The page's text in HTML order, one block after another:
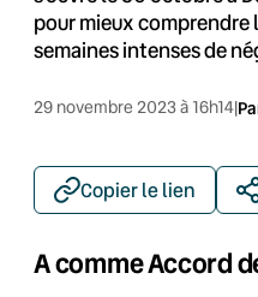
pour mieux comprendre
semaines intenses de
29 novembre 2023 à 16h14|
Copier le lien
A comme Accord